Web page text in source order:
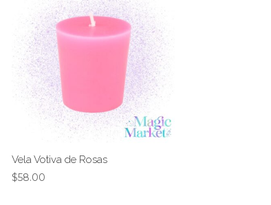
Vela Votiva de Rosas
$58.00